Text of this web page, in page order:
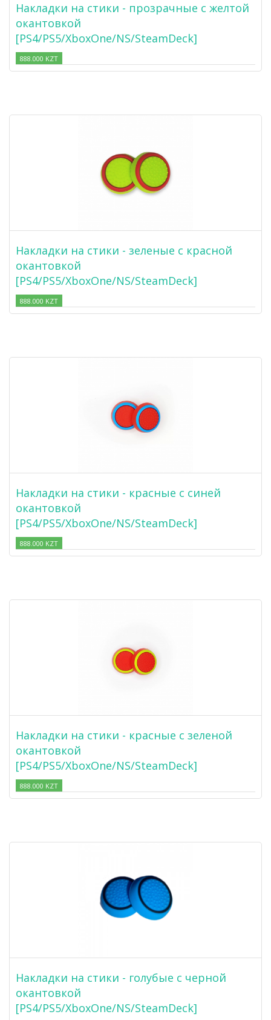
Накладки на стики - прозрачные с желтой
окантовкой
[PS4/PS5/XboxOne/NS/SteamDeck]
888.000 KZT
Накладки на стики - зеленые с красной
окантовкой
[PS4/PS5/XboxOne/NS/SteamDeck]
888.000 KZT
Накладки на стики - красные с синей
окантовкой
[PS4/PS5/XboxOne/NS/SteamDeck]
888.000 KZT
Накладки на стики - красные с зеленой
окантовкой
[PS4/PS5/XboxOne/NS/SteamDeck]
888.000 KZT
Накладки на стики - голубые с черной
окантовкой
[PS4/PS5/XboxOne/NS/SteamDeck]